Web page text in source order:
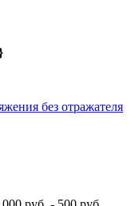
без отражателя